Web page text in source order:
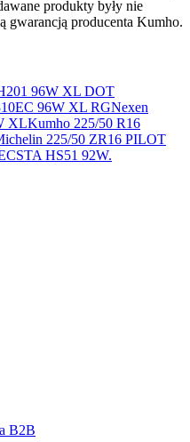
produkty były nie
gwarancją producenta Kumho.
96W XL DOT
96W XL RGNexen
XLKumho 225/50 R16
225/50 ZR16 PILOT
HS51 92W.
B2B